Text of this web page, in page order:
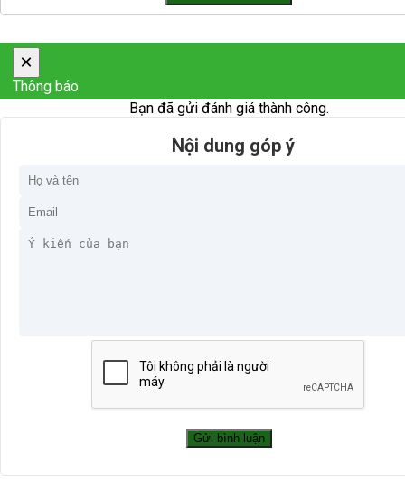
×
Thông báo
Bạn đã gửi đánh giá thành công.
Nội dung góp ý